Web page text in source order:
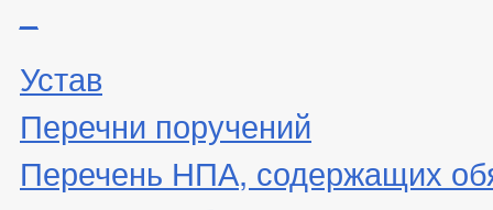
Устав
Перечни поручений
Перечень НПА, содержащих